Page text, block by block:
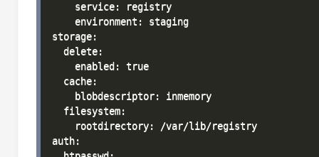
    service: registry
    environment: staging
storage:
  delete:
    enabled: true
  cache:
    blobdescriptor: inmemory
  filesystem:
    rootdirectory: /var/lib/registry
auth: